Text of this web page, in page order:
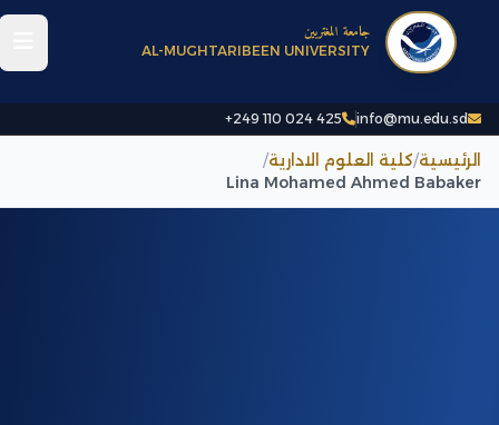
info@mu.edu.sd
+249 110 024 425
جامعة المغتربين
AL-MUGHTARIBEEN UNIVERSITY
الرئيسية/كلية العلوم الادارية/
Lina Mohamed Ahmed Babaker